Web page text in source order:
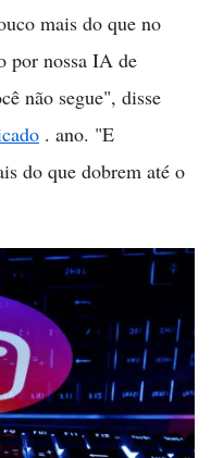
mais do que no
por nossa IA de
não segue", disse
. ano. "E
do que dobrem até o